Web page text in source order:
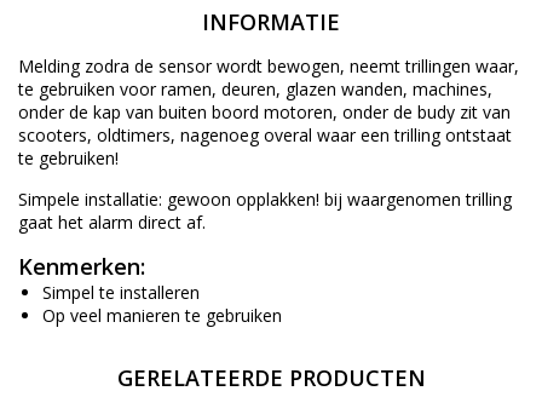
INFORMATIE
Melding zodra de sensor wordt bewogen, neemt trillingen waar,
te gebruiken voor ramen, deuren, glazen wanden, machines,
onder de kap van buiten boord motoren, onder de budy zit van
scooters, oldtimers, nagenoeg overal waar een trilling ontstaat
te gebruiken!
Simpele installatie: gewoon opplakken! bij waargenomen trilling
gaat het alarm direct af.
Kenmerken:
Simpel te installeren
Op veel manieren te gebruiken
GERELATEERDE PRODUCTEN